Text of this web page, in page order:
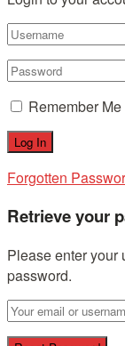
Remember Me
Forgotten
Retrieve your
Please enter your
password.